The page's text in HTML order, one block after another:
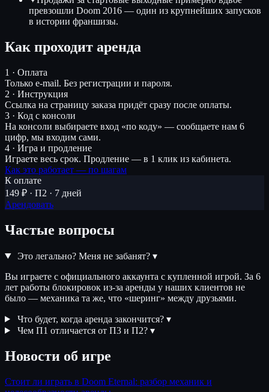
превзошли Doom 2016 — один из крупнейших запусков
в истории франшизы.
Как проходит аренда
1 · Оплата
Только e-mail. Без регистрации и пароля.
2 · Инструкция
Ссылка на страницу заказа придёт сразу после оплаты.
3 · Код с консоли
На консоли выбираете вход «по коду» — сообщаете нам 6
цифр, мы входим сами.
4 · Игра и продление
Играете весь срок. Продление — в 1 клик из кабинета.
Как это работает — по шагам
К оплате
149 ₽ · П2 · 7 дней
Арендовать
Частые вопросы
Это легально? Меня не забанят? ▾
Вы играете с официального аккаунта с купленной игрой. За 6
лет работы блокировок из-за аренды у наших клиентов не
было — механика та же, что «шеринг» между друзьями.
Что будет, когда аренда закончится? ▾
Чем П1 отличается от П3 и П2? ▾
Новости об игре
Стоит ли играть в Doom Eternal: разбор механик и